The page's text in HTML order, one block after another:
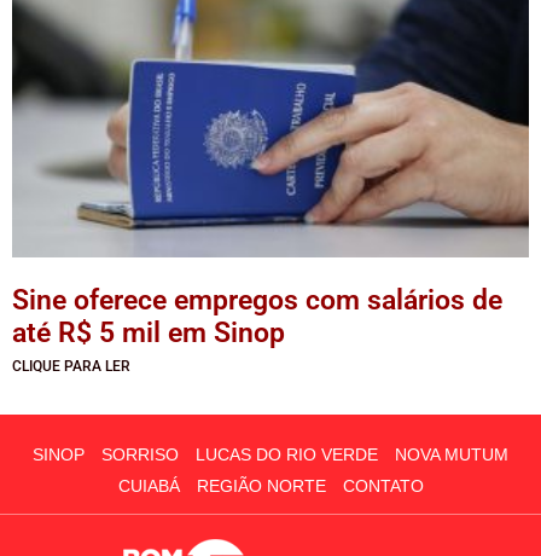
Sine oferece empregos com salários de
até R$ 5 mil em Sinop
CLIQUE PARA LER
SINOP SORRISO LUCAS DO RIO VERDE
NOVA MUTUM
CUIABÁ
REGIÃO NORTE CONTATO